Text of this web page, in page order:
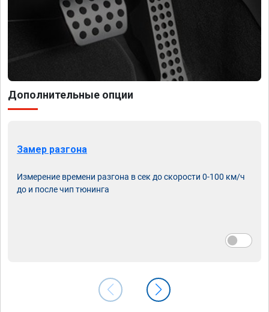
Дополнительные опции
Замер разгона
Измерение времени разгона в сек до скорости 0-100 км/ч
до и после чип тюнинга